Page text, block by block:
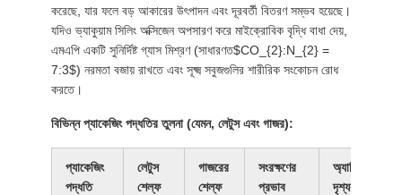
করেছে, যার ফলে বড় আকারের উৎপাদন এবং দূরবর্তী বিতরণ সম্ভব হয়েছে।
যদিও ভ্যাকুয়াম সিলিং অক্সিজেন অপসারণ করে মাইক্রোবিক বৃদ্ধি বাধা দেয়,
এমএপি একটি সুনির্দিষ্ট গ্যাস মিশ্রণ (সাধারণত$CO_{2}:N_{2} =
7:3$) নরমতা বজায় রাখতে এবং সূক্ষ্ম সবুজগুলির শারীরিক সংকোচন রোধ
করতে।
বিভিন্ন প্যাকেজিং পদ্ধতির তুলনা (যেমন, লেটুস এবং গাজর):
প্যাকেজিং
পদ্ধতি
লেটুস
শেল্ফ
গাজরের
শেল্ফ
সংরক্ষণের
প্রভাব
অ্যাপ্লিকেশন
দৃশ্যকল্প